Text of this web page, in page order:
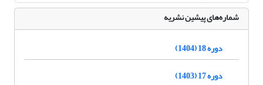
شماره‌های پیشین نشریه
دوره 18 (1404)
دوره 17 (1403)